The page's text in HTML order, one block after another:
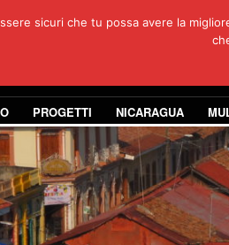
PROGETTI NICARAGUA
sicuri che tu possa avere la